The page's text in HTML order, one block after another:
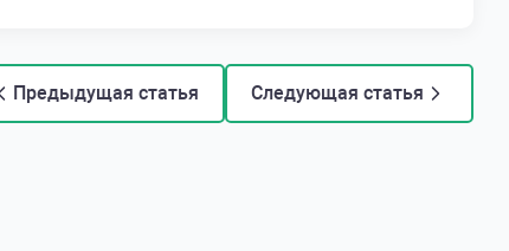
Предыдущая статья Следующая статья